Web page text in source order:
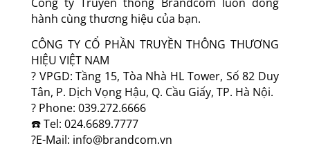
hành cùng thương hiệu của bạn.
CÔNG TY CỔ PHẦN TRUYỀN THÔNG THƯƠNG
HIỆU VIỆT NAM
? VPGD: Tầng 15, Tòa Nhà HL Tower, Số 82 Duy
Tân, P. Dịch Vọng Hậu, Q. Cầu Giấy, TP. Hà Nội.
? Phone: 039.272.6666
☎️ Tel: 024.6689.7777
?E-Mail: info@brandcom.vn